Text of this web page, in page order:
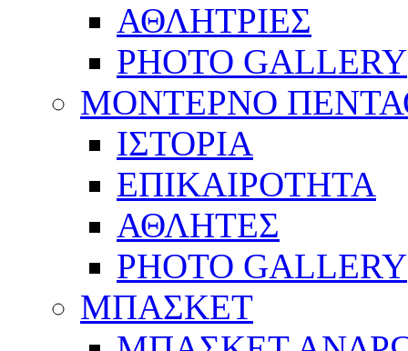
ΑΘΛΗΤΡΙΕΣ
PHOTO GALLERY
ΜΟΝΤΕΡΝΟ
ΙΣΤΟΡΙΑ
ΕΠΙΚΑΙΡΟΤΗΤΑ
ΑΘΛΗΤΕΣ
PHOTO GALLERY
ΜΠΑΣΚΕΤ